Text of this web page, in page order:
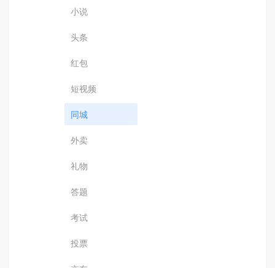
小说
头条
红包
短视频
同城
外卖
礼物
答题
考试
投票